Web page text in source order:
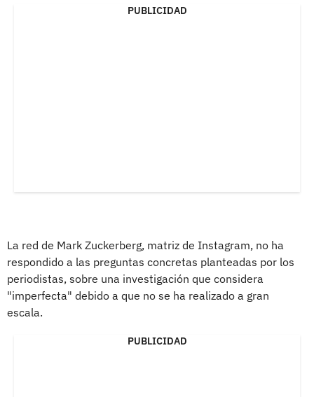
PUBLICIDAD
La red de Mark Zuckerberg, matriz de Instagram, no ha
respondido a las preguntas concretas planteadas por los
periodistas, sobre una investigación que considera
"imperfecta" debido a que no se ha realizado a gran
escala.
PUBLICIDAD